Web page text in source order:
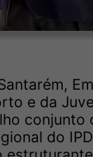
e da
conjunto
do